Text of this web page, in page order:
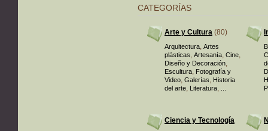
CATEGORÍAS
Arte y Cultura (80)
Arquitectura, Artes
plásticas, Artesanía, Cine,
Diseño y Decoración,
Escultura, Fotografía y
Video, Galerías, Historia
del arte, Literatura,
Ciencia y Tecnología